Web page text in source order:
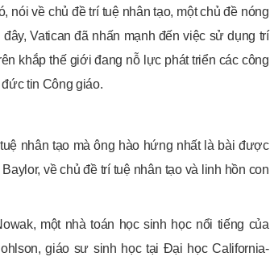
nói về chủ đề trí tuệ nhân tạo, một chủ đề nóng
Vatican đã nhấn mạnh đến việc sử dụng trí
khắp thế giới đang nỗ lực phát triển các công
tin Công giáo.
nhân tạo mà ông hào hứng nhất là bài được
về chủ đề trí tuệ nhân tạo và linh hồn con
một nhà toán học sinh học nổi tiếng của
giáo sư sinh học tại Đại học California-